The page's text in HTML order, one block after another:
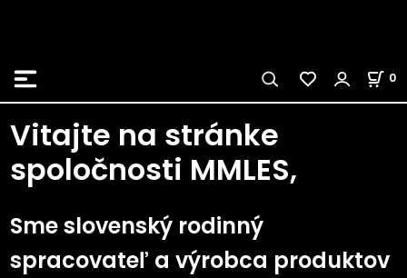
0
Vitajte na stránke
spoločnosti MMLES,
Sme slovenský rodinný
spracovateľ a výrobca produktov